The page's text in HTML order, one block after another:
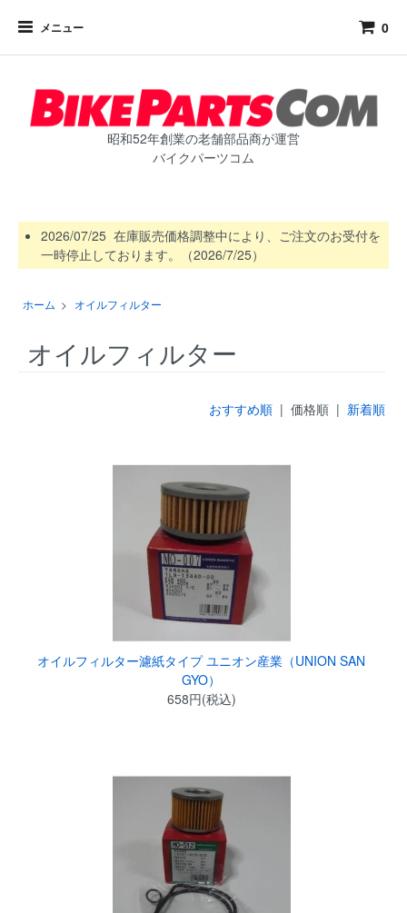
メニュー 0
昭和52年創業の老舗部品商が運営
バイクパーツコム
2026/07/25 在庫販売価格調整中により、ご注文のお受付を
一時停止しております。（2026/7/25）
ホーム > オイルフィルター
オイルフィルター
おすすめ順| 価格順 | 新着順
オイルフィルター濾紙タイプ ユニオン産業（UNION SAN
GYO）
658円(税込)